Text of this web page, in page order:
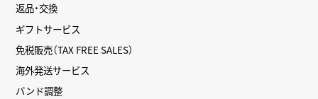
返品・交換
ギフトサービス
免税販売（TAX FREE SALES）
海外発送サービス
バンド調整